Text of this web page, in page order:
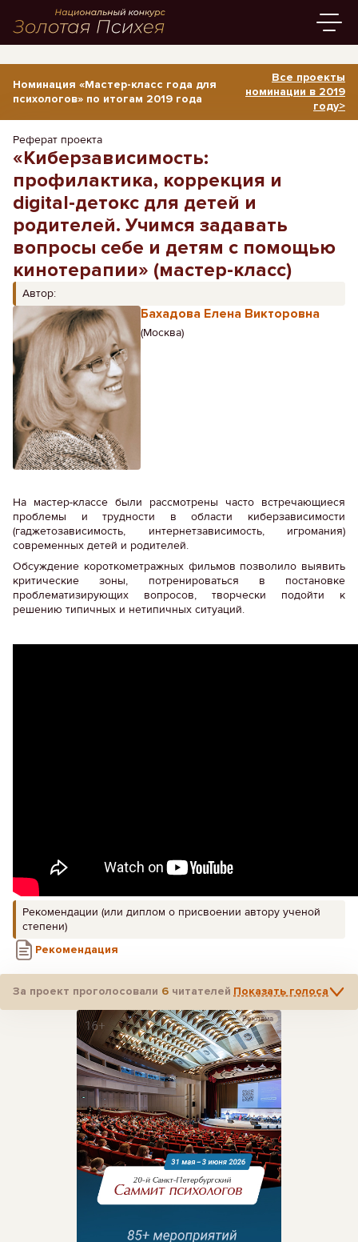
Номинация «Мастер-класс года для
психологов» по итогам 2019 года
Все проекты
номинации в 2019
году>
Реферат проекта
«Киберзависимость:
профилактика, коррекция и
digital-детокс для детей и
родителей. Учимся задавать
вопросы себе и детям с помощью
кинотерапии» (мастер-класс)
Автор:
Бахадова Елена Викторовна
(Москва)
На мастер-классе были рассмотрены часто встречающиеся
проблемы и трудности в области киберзависимости
(гаджетозависимость, интернетзависимость, игромания)
современных детей и родителей.
Обсуждение короткометражных фильмов позволило выявить
критические зоны, потренироваться в постановке
проблематизирующих вопросов, творчески подойти к
решению типичных и нетипичных ситуаций.
Рекомендации (или диплом о присвоении автору ученой
степени)
Рекомендация
За проект проголосовали 6 читателей Показать голоса
Реклама